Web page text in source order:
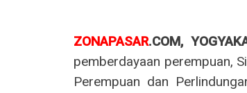
ZONAPASAR.COM,
pemberdayaan perempuan,
Perempuan dan